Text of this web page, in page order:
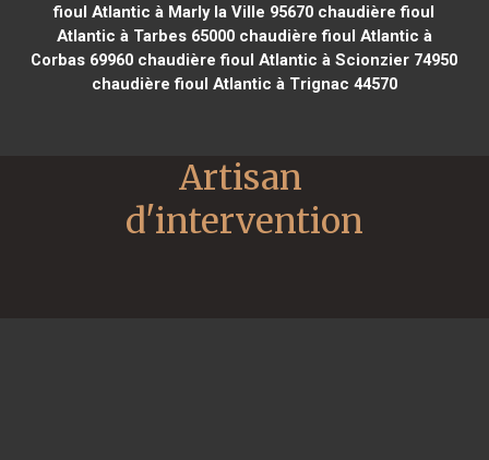
fioul Atlantic à Marly la Ville 95670 chaudière fioul
Atlantic à Tarbes 65000chaudière fioul Atlantic à
Corbas 69960 chaudière fioul Atlantic à Scionzier 74950
chaudière fioul Atlantic à Trignac 44570
Artisan
d'intervention